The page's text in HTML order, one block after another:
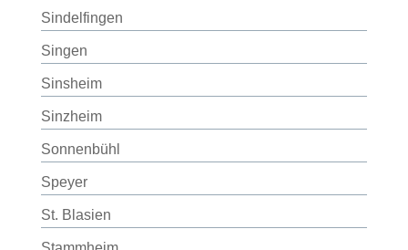
Sindelfingen
Singen
Sinsheim
Sinzheim
Sonnenbühl
Speyer
St. Blasien